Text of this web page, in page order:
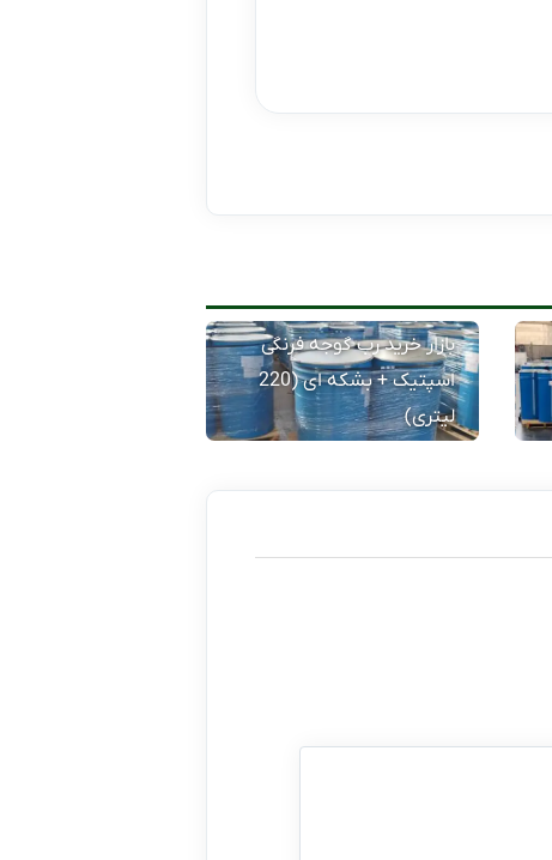
بازار خرید رب گوجه فرنگی
اسپتیک + بشکه ای (220
لیتری)